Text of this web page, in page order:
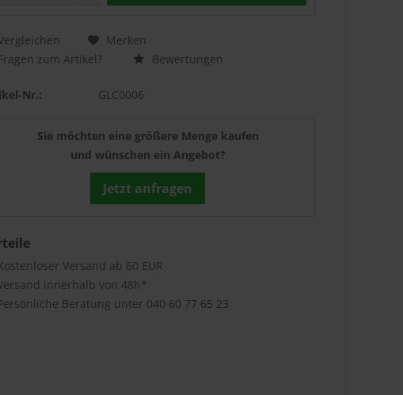
Merken
Fragen zum Artikel?
Bewertungen
Nr.: GLC0006
Sie möchten eine größere Menge kaufen
und wünschen ein Angebot?
Jetzt anfragen
Versand ab 60 EUR
innerhalb von 48h*
Beratung unter 040 60 77 65 23